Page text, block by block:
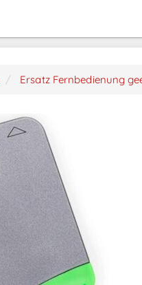
Ersatz Fernbedienung